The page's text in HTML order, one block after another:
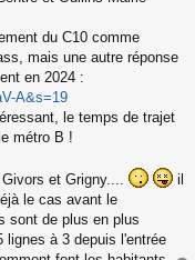
du C10 comme
mais une autre réponse
en 2024 :
A&s=19
le temps de trajet
métro B !
et Grigny....
il
le cas avant le
sont de plus en plus
lignes à 3 depuis l'entrée